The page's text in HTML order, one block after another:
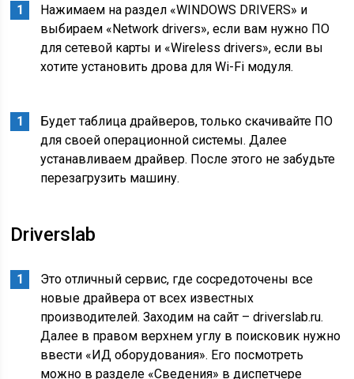
Нажимаем на раздел «WINDOWS DRIVERS» и
выбираем «Network drivers», если вам нужно ПО
для сетевой карты и «Wireless drivers», если вы
хотите установить дрова для Wi-Fi модуля.
Будет таблица драйверов, только скачивайте ПО
для своей операционной системы. Далее
устанавливаем драйвер. После этого не забудьте
перезагрузить машину.
Driverslab
Это отличный сервис, где сосредоточены все
новые драйвера от всех известных
производителей. Заходим на сайт – driverslab.ru.
Далее в правом верхнем углу в поисковик нужно
ввести «ИД оборудования». Его посмотреть
можно в разделе «Сведения» в диспетчере